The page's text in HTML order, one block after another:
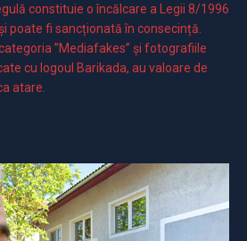
constituie o încălcare a Legii 8/1996
poate fi sancționată în consecință.
”Mediafakes” și fotografiile
cu logoul Barikada, au valoare de
atare.